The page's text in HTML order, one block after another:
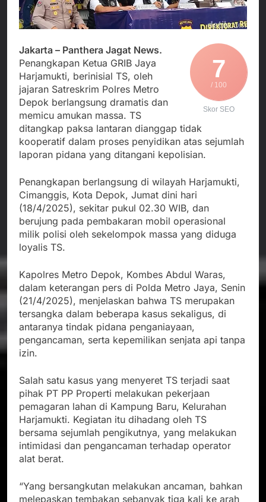
Cegah Stunting
Berangkatkan Empat
Korban Kebakaran KMP
Mutiara Sentosa 2 ke
Posko Pusat Tg. Perak
Surabaya
Agustus 5, 2026
SMA Negeri Nyalindung
Sukabumi Diduga
melalui Komite Sekolah,
Disorot karena Dinilai
Bertentangan dengan
Edaran Disdik Jabar
Ketua Umum FSP
Maritim Indonesia
Bantah Isu Mogok
Nasional TKBM: “Belum
Ada Keputusan Resmi”
Agustus 3, 2026
Menjalin Harmoni di
Tanah Sukaresmi: Kala
Mina Padi, P2L, dan
Gotong Royong
Menggerakkan Ekonomi
Desa
Agustus 3, 2026
7
/ 100
Skor SEO
Jakarta – Panthera Jagat News.
Penangkapan Ketua GRIB Jaya
Harjamukti, berinisial TS, oleh
jajaran Satreskrim Polres Metro
Depok berlangsung dramatis dan
memicu amukan massa. TS
ditangkap paksa lantaran dianggap tidak
kooperatif dalam proses penyidikan atas sejumlah
laporan pidana yang ditangani kepolisian.
Penangkapan berlangsung di wilayah Harjamukti,
Cimanggis, Kota Depok, Jumat dini hari
(18/4/2025), sekitar pukul 02.30 WIB, dan
berujung pada pembakaran mobil operasional
milik polisi oleh sekelompok massa yang diduga
loyalis TS.
Kapolres Metro Depok, Kombes Abdul Waras,
dalam keterangan pers di Polda Metro Jaya, Senin
(21/4/2025), menjelaskan bahwa TS merupakan
tersangka dalam beberapa kasus sekaligus, di
antaranya tindak pidana penganiayaan,
pengancaman, serta kepemilikan senjata api tanpa
izin.
Salah satu kasus yang menyeret TS terjadi saat
pihak PT PP Properti melakukan pekerjaan
pemagaran lahan di Kampung Baru, Kelurahan
Harjamukti. Kegiatan itu dihadang oleh TS
bersama sejumlah pengikutnya, yang melakukan
intimidasi dan pengancaman terhadap operator
alat berat.
“Yang bersangkutan melakukan ancaman, bahkan
melepaskan tembakan sebanyak tiga kali ke arah